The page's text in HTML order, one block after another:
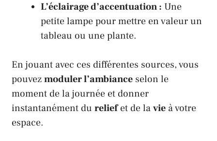
L’éclairage d’accentuation : Une
petite lampe pour mettre en valeur un
tableau ou une plante.
En jouant avec ces différentes sources, vous
pouvezmoduler l’ambiance selon le
moment de la journée et donner
instantanément du reliefet de lavie à votre
espace.